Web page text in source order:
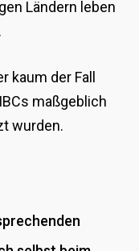
Ländern leben
kaum der Fall
maßgeblich
wurden.